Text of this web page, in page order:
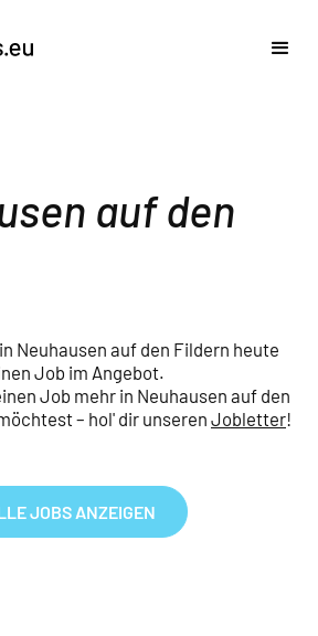
auf den
Neuhausen auf den Fildern heute
Job im Angebot.
Job mehr in Neuhausen auf den
– hol' dir unseren Jobletter!
JOBS ANZEIGEN